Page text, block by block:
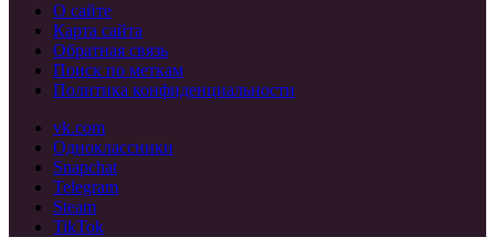
О сайте
Карта сайта
Обратная связь
Поиск по меткам
Политика конфиденциальности
vk.com
Одноклассники
Snapchat
Telegram
Steam
TikTok